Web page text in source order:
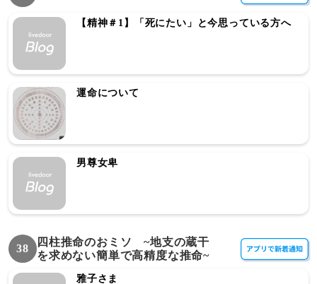
【精神＃1】「死にたい」と今思っている方へ
運命について
男尊女卑
38
四柱推命のおミソ ~地支の蔵干
を求めない簡単で高精度な推命~
雅子さま